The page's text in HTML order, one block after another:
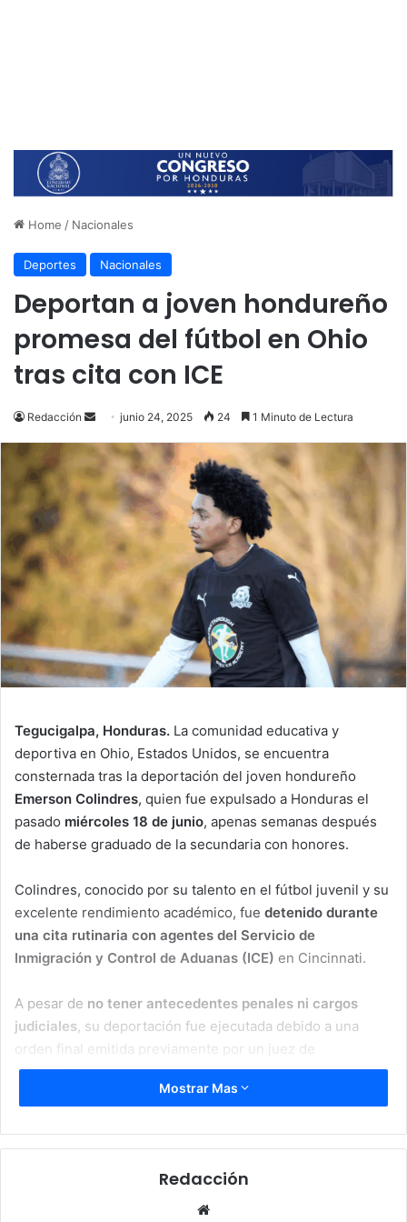
Home / Nacionales
Deportes Nacionales
Deportan a joven hondureño
promesa del fútbol en Ohio
tras cita con ICE
Redacción
Send
email
junio 24, 2025 24 1 Minuto de Lectura
Tegucigalpa, Honduras. La comunidad educativa y
deportiva en Ohio, Estados Unidos, se encuentra
consternada tras la deportación del joven hondureño
Emerson Colindres, quien fue expulsado a Honduras el
pasado miércoles 18 de junio, apenas semanas después
de haberse graduado de la secundaria con honores.
Colindres, conocido por su talento en el fútbol juvenil y su
excelente rendimiento académico, fue detenido durante
una cita rutinaria con agentes del Servicio de
Inmigración y Control de Aduanas (ICE) en Cincinnati.
A pesar de no tener antecedentes penales ni cargos
judiciales, su deportación fue ejecutada debido a una
orden final emitida previamente por un juez de
inmigración.
profesora Johanna Froelicher, una de las docentes del
estudiante disciplinado, con futuro prometedor, haya sido
obligado a abandonar el país sin cometer ningún delito.
Mostrar Mas
Redacción